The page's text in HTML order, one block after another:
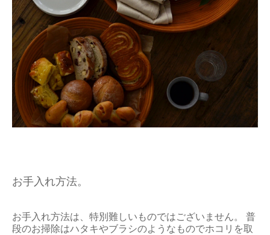
お手入れ方法。
お手入れ方法は、特別難しいものではございません。 普
段のお掃除はハタキやブラシのようなものでホコリを取